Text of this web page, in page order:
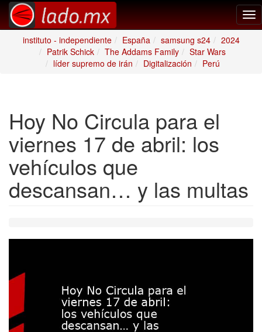
instituto - independiente
España samsung s24
2024
Patrik Schick
The Addams Family
Star Wars
líder supremo de irán
Digitalización Perú
Hoy No Circula para el
viernes 17 de abril: los
vehículos que
descansan… y las multas